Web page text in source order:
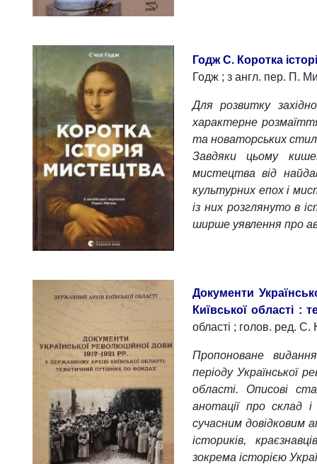
Годж С. Коротка
Годж ; з англ. пер. П.
Для розвитку
характерне
та новаторських
Завдяки цьому
мистецтва від
культурних епох і
із них розглянуто в
ширше уявлення про
Документи
Київської області :
області ; голов. ред.
Пропоноване
періоду Української
області. Описові
анотації про склад
сучасним довідковим
істориків,
зокрема історією